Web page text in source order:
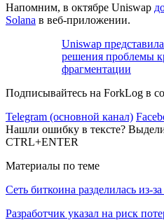
Напомним, в октябре Uniswap
Solana в веб-приложении.
Uniswap
решения проблемы
фрагментации
Подписывайтесь на ForkLog в
Telegram (основной канал)
Нашли ошибку в тексте?
CTRL+ENTER
Материалы по теме
Сеть биткоина разделилась из-
Разработчик указал на риск